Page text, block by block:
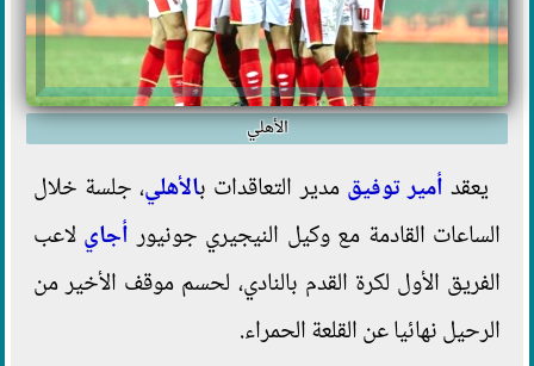
الأهلي
يعقد أمير توفيق مدير التعاقدات بالأهلي، جلسة خلال
الساعات القادمة مع وكيل النيجيري جونيور أجاي لاعب
الفريق الأول لكرة القدم بالنادي، لحسم موقف الأخير من
الرحيل نهائيا عن القلعة الحمراء.